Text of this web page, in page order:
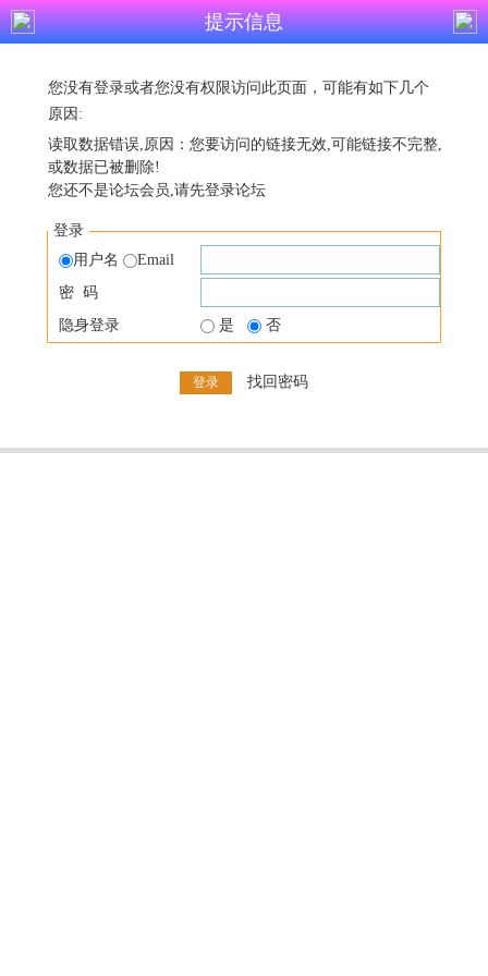
提示信息
您没有登录或者您没有权限访问此页面，可能有如下几个
原因:
读取数据错误,原因：您要访问的链接无效,可能链接不完整,
或数据已被删除!
您还不是论坛会员,请先登录论坛
登录
用户名
Email
密 码
隐身登录
是 否
找回密码